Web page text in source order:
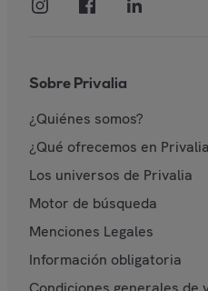
Sobre Privalia
¿Quiénes somos?
¿Qué ofrecemos en
Los universos de Privalia
Motor de búsqueda
Menciones Legales
Información obligatoria